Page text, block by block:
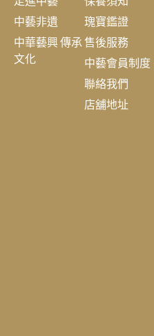
中藝非遺
中華藝興 傳承
文化
瑰寶鑑證
售後服務
中藝會員制度
聯絡我們
店舖地址